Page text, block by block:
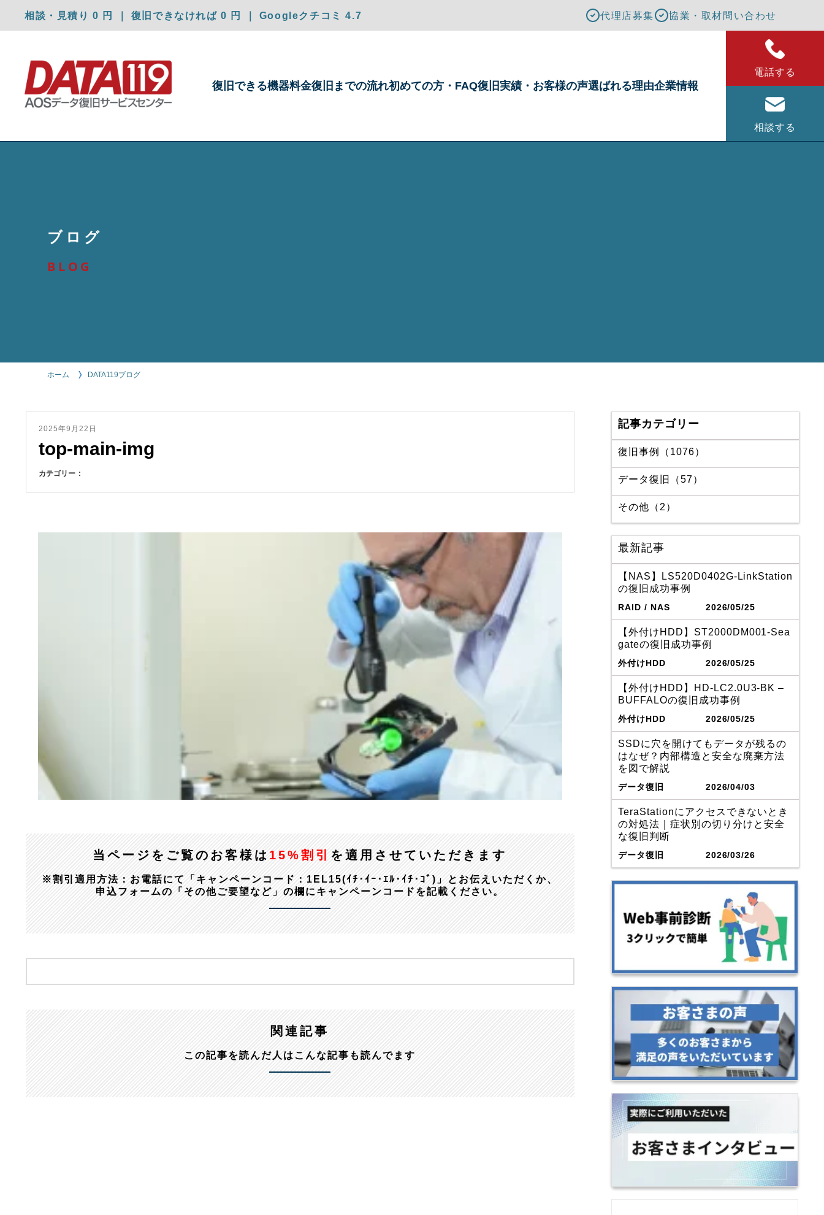
相談・見積り 0 円 ｜ 復旧できなければ 0 円 ｜ Googleクチコミ 4.7 代理店募集 協業・取材問い合わせ
復旧できる機器料金復旧までの流れ初めての方・ FAQ復旧実績・ お客様の声選ばれる理由企業情報
電話する
相談する
ブログ
BLOG
ホーム DATA119ブログ
2025年9月22日
top-main-img
カテゴリー
当ページをご覧のお客様は 15%割引 を適用させていただきます
※割引適用方法：お電話にて「キャンペーンコード：1EL15(ｲﾁ･ｲｰ･ｴﾙ･ｲﾁ･ｺﾞ)」とお伝えいただくか、
申込フォームの「その他ご要望など」の欄にキャンペーンコードを記載ください。
関連記事
この記事を読んだ人はこんな記事も読んでます
記事カテゴリー
復旧事例（1076）
データ復旧（57）
その他（2）
最新記事
【NAS】LS520D0402G-LinkStation
の復旧成功事例
RAID / NAS 2026/05/25
【外付けHDD】ST2000DM001-Sea
gateの復旧成功事例
外付けHDD 2026/05/25
【外付けHDD】HD-LC2.0U3-BK –
BUFFALOの復旧成功事例
外付けHDD 2026/05/25
SSDに穴を開けてもデータが残るの
はなぜ？内部構造と安全な廃棄方法
を図で解説
データ復旧 2026/04/03
TeraStationにアクセスできないとき
の対処法｜症状別の切り分けと安全
な復旧判断
データ復旧 2026/03/26